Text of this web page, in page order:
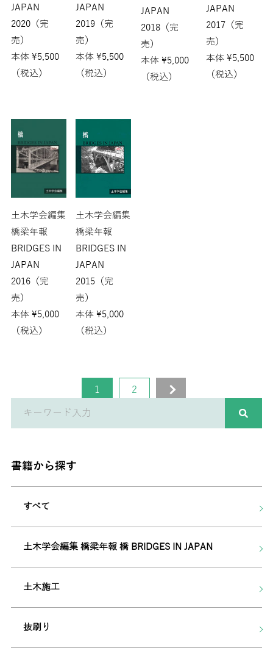
JAPAN
2020（完
売）
本体 ¥5,500
（税込）
JAPAN
2019（完
売）
本体 ¥5,500
（税込）
JAPAN
2018（完
売）
本体 ¥5,000
（税込）
JAPAN
2017（完
売）
本体 ¥5,500
（税込）
土木学会編集
橋梁年報
BRIDGES IN
JAPAN
2016（完
売）
本体 ¥5,000
（税込）
土木学会編集
橋梁年報
BRIDGES IN
JAPAN
2015（完
売）
本体 ¥5,000
（税込）
1 2 »
書籍から探す
すべて
土木学会編集 橋梁年報 橋 BRIDGES IN JAPAN
土木施工
抜刷り